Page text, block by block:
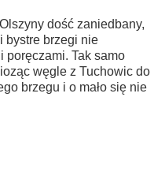
dość zaniedbany,
bystre brzegi nie
poręczami. Tak samo
węgle z Tuchowic do
brzegu i o mało się nie